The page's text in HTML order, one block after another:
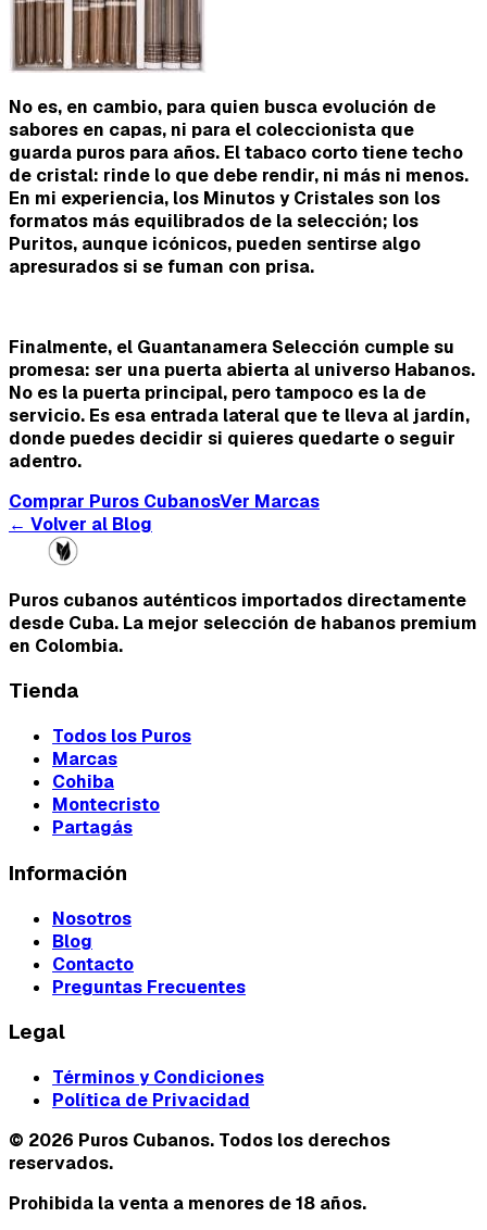
No es, en cambio, para quien busca evolución de
sabores en capas, ni para el coleccionista que
guarda puros para años. El tabaco corto tiene techo
de cristal: rinde lo que debe rendir, ni más ni menos.
En mi experiencia, los MinutosyCristalesson los
formatos más equilibrados de la selección; los
Puritos, aunque icónicos, pueden sentirse algo
apresurados si se fuman con prisa.
Finalmente, el Guantanamera Selección cumple su
promesa: ser una puerta abierta al universo Habanos.
No es la puerta principal, pero tampoco es la de
servicio. Es esa entrada lateral que te lleva al jardín,
donde puedes decidir si quieres quedarte o seguir
adentro.
Comprar Puros CubanosVer Marcas
← Volver al Blog
Puros cubanos auténticos importados directamente
desde Cuba. La mejor selección de habanos premium
en Colombia.
Tienda
Todos los Puros
Marcas
Cohiba
Montecristo
Partagás
Información
Nosotros
Blog
Contacto
Preguntas Frecuentes
Legal
Términos y Condiciones
Política de Privacidad
© 2026 Puros Cubanos. Todos los derechos
reservados.
Prohibida la venta a menores de 18 años.